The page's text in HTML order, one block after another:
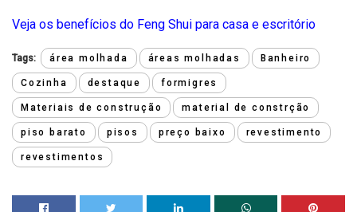
Veja os benefícios do Feng Shui para casa e escritório
Tags: área molhada áreas molhadas Banheiro
Cozinha destaque formigres
Materiais de construção material de constrção
piso barato pisos preço baixo revestimento
revestimentos